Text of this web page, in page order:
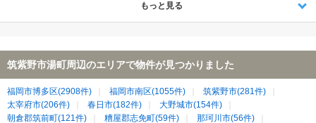
もっと見る
筑紫野市湯町周辺のエリアで物件が見つかりました
福岡市博多区(2908件) 福岡市南区(1055件)
筑紫野市(281件)
太宰府市(206件)
春日市(182件)
大野城市(154件)
朝倉郡筑前町(121件)
糟屋郡志免町(59件)
那珂川市(56件)